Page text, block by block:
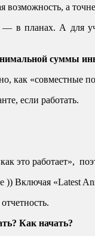
возможность, а
в планах. А для
суммы
как «совместные
если работать.
это работает»,
Включая «Latest
Как начать?